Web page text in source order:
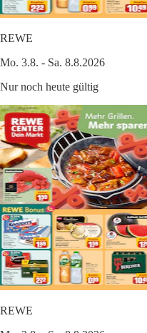
REWE
Mo. 3.8. - Sa. 8.8.2026
Nur noch heute gültig
REWE